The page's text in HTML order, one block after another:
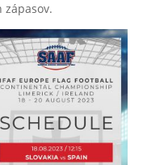
zápasov.